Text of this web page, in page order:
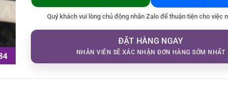
Quý khách vui lòng chủ động nhắn Zalo để thuận tiện cho việc
ĐẶT HÀNG NGAY
NHÂN VIÊN SẼ XÁC NHẬN ĐƠN HÀNG SỚM NHẤT